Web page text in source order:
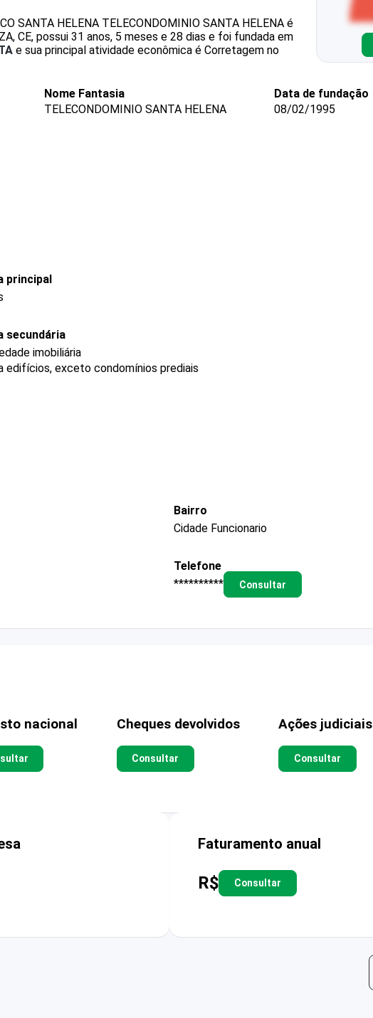
SANTA HELENA TELECONDOMINIO SANTA HELENA é
CE, possui 31 anos, 5 meses e 28 dias e foi fundada em
e sua principal atividade econômica é Corretagem no
Nome Fantasia
TELECONDOMINIO SANTA HELENA
Data de fundação
08/02/1995
principal
secundária
imobiliária
edifícios, exceto condomínios prediais
Bairro
Cidade Funcionario
Telefone
**********
Consultar
nacional Cheques devolvidos
Consultar
Ações judiciais
Consultar
Faturamento anual
R$ Consultar